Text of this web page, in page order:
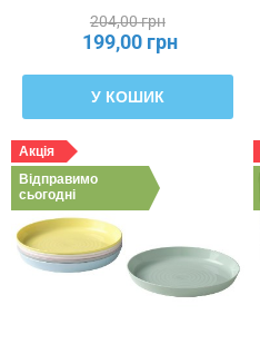
204,00 грн
199,00 грн
У КОШИК
Акція
Відправимо
сьогодні